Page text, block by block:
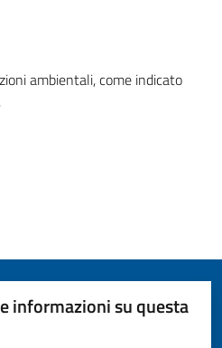
ambientali, come indicato
informazioni su questa